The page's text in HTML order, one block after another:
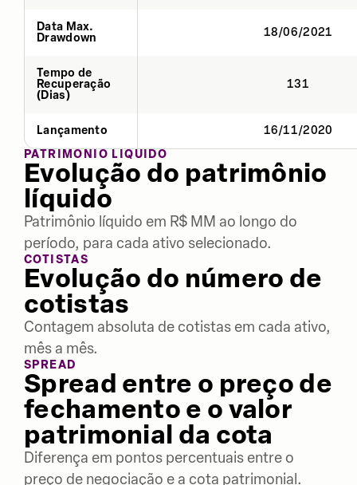
Data Max.
Drawdown
18/06/2021
Tempo de
Recuperação
(Dias)
131
Lançamento
16/11/2020
PATRIMÔNIO LÍQUIDO
Evolução do patrimônio
líquido
Patrimônio líquido em R$ MM ao longo do
período, para cada ativo selecionado.
COTISTAS
Evolução do número de
cotistas
Contagem absoluta de cotistas em cada ativo,
mês a mês.
SPREAD
Spread entre o preço de
fechamento e o valor
patrimonial da cota
Diferença em pontos percentuais entre o
preço de negociação e a cota patrimonial.